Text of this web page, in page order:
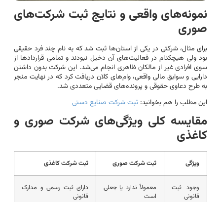
نمونه‌های واقعی و نتایج ثبت شرکت‌های
صوری
برای مثال، شرکتی در یکی از استان‌ها ثبت شد که به نام چند فرد حقیقی
بود ولی هیچکدام در فعالیت‌های آن دخیل نبودند و تمامی قراردادها از
سوی افرادی غیر از مالکان ظاهری انجام می‌شد. این شرکت بدون داشتن
دارایی و سوابق مالی واقعی، وام‌های کلان دریافت کرد که در نهایت منجر
به طرح دعاوی حقوقی و پرونده‌های قضایی متعددی شد.
این مطلب را هم بخوانید: ثبت شرکت صنایع دستی
مقایسه کلی ویژگی‌های شرکت صوری و
کاغذی
ویژگی ثبت شرکت صوری ثبت شرکت کاغذی
وجود ثبت
قانونی
معمولاً ندارد یا جعلی
است
دارای ثبت رسمی و مدارک
قانونی